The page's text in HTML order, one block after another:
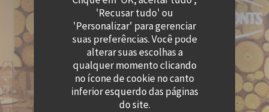
'Recusar tudo' ou
'Personalizar' para gerenciar
suas preferências. Você pode
alterar suas escolhas a
qualquer momento clicando
no ícone de cookie no canto
inferior esquerdo das páginas
do site.